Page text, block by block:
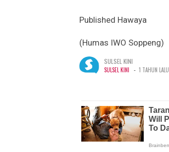
Published Hawaya
(Humas IWO Soppeng)
SULSEL KINI
SULSEL KINI - 1 TAHUN LALU